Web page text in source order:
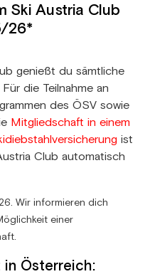
Ski Austria Club
26*
genießt du sämtliche
die Teilnahme an
des ÖSV sowie
Mitgliedschaft in einem
ist
Club automatisch
Wir informieren dich
einer
Österreich: